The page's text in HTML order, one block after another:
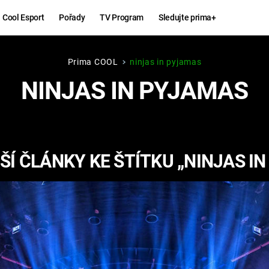
Cool Esport Pořady TV Program Sledujte prima+
Hry
KINGDOM
COME:
DELIVERANCE
ESPORT
Zábava
CHUCK
NORRIS
Prima COOL ninjas in pyjamas
NINJAS IN PYJAMAS
ČLÁNKY KE ŠTÍTKU „NINJAS